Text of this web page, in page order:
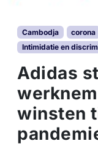
Cambodja corona
Intimidatie en
Adidas
winsten